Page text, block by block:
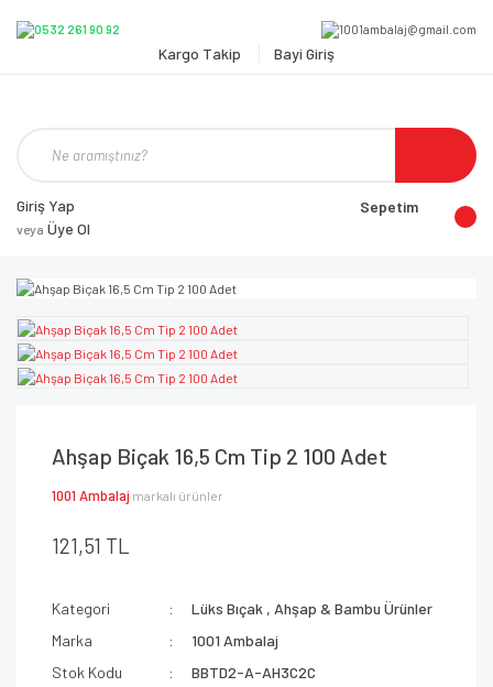
Kargo Takip Bayi Giriş
Giriş Yap
veya Üye Ol
Sepetim
Ahşap Biçak 16,5 Cm Tip 2 100 Adet
1001 Ambalaj markalı ürünler
121,51 TL
Kategori Lüks Bıçak , Ahşap & Bambu Ürünler
Marka
1001 Ambalaj
Stok Kodu
BBTD2-A-AH3C2C